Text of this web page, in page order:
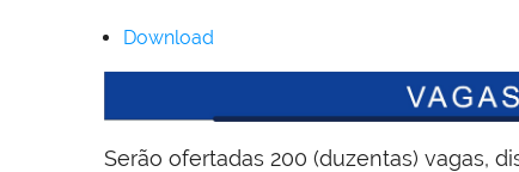
Download
Serão ofertadas 200 (duzentas) vagas,